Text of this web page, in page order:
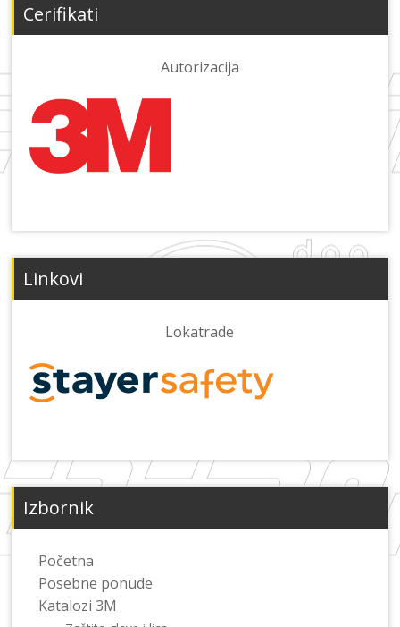
Cerifikati
Autorizacija
Linkovi
Lokatrade
Izbornik
Početna
Posebne ponude
Katalozi 3M